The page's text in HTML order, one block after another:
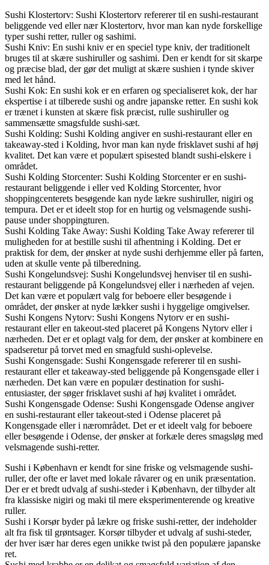
Sushi Klostertorv: Sushi Klostertorv refererer til en sushi-restaurant
beliggende ved eller nær Klostertorv, hvor man kan nyde forskellige
typer sushi retter, ruller og sashimi.
Sushi Kniv: En sushi kniv er en speciel type kniv, der traditionelt
bruges til at skære sushiruller og sashimi. Den er kendt for sit skarpe
og præcise blad, der gør det muligt at skære sushien i tynde skiver
med let hånd.
Sushi Kok: En sushi kok er en erfaren og specialiseret kok, der har
ekspertise i at tilberede sushi og andre japanske retter. En sushi kok
er trænet i kunsten at skære fisk præcist, rulle sushiruller og
sammensætte smagsfulde sushi-sæt.
Sushi Kolding: Sushi Kolding angiver en sushi-restaurant eller en
takeaway-sted i Kolding, hvor man kan nyde frisklavet sushi af høj
kvalitet. Det kan være et populært spisested blandt sushi-elskere i
området.
Sushi Kolding Storcenter: Sushi Kolding Storcenter er en sushi-
restaurant beliggende i eller ved Kolding Storcenter, hvor
shoppingcenterets besøgende kan nyde lækre sushiruller, nigiri og
tempura. Det er et ideelt stop for en hurtig og velsmagende sushi-
pause under shoppingturen.
Sushi Kolding Take Away: Sushi Kolding Take Away refererer til
muligheden for at bestille sushi til afhentning i Kolding. Det er
praktisk for dem, der ønsker at nyde sushi derhjemme eller på farten,
uden at skulle vente på tilberedning.
Sushi Kongelundsvej: Sushi Kongelundsvej henviser til en sushi-
restaurant beliggende på Kongelundsvej eller i nærheden af vejen.
Det kan være et populært valg for beboere eller besøgende i
området, der ønsker at nyde lækker sushi i hyggelige omgivelser.
Sushi Kongens Nytorv: Sushi Kongens Nytorv er en sushi-
restaurant eller en takeout-sted placeret på Kongens Nytorv eller i
nærheden. Det er et oplagt valg for dem, der ønsker at kombinere en
spadseretur på torvet med en smagfuld sushi-oplevelse.
Sushi Kongensgade: Sushi Kongensgade refererer til en sushi-
restaurant eller et takeaway-sted beliggende på Kongensgade eller i
nærheden. Det kan være en populær destination for sushi-
entusiaster, der søger frisklavet sushi af høj kvalitet i området.
Sushi Kongensgade Odense: Sushi Kongensgade Odense angiver
en sushi-restaurant eller takeout-sted i Odense placeret på
Kongensgade eller i nærområdet. Det er et ideelt valg for beboere
eller besøgende i Odense, der ønsker at forkæle deres smagsløg med
velsmagende sushi-retter.
Sushi i København er kendt for sine friske og velsmagende sushi-
ruller, der ofte er lavet med lokale råvarer og en unik præsentation.
Der er et bredt udvalg af sushi-steder i København, der tilbyder alt
fra klassiske nigiri og maki til mere eksperimenterende og kreative
ruller.
Sushi i Korsør byder på lækre og friske sushi-retter, der indeholder
alt fra fisk til grøntsager. Korsør tilbyder et udvalg af sushi-steder,
der hver især har deres egen unikke twist på den populære japanske
ret.